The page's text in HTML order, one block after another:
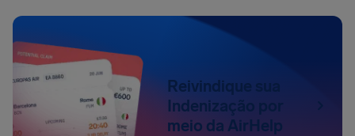
Reivindique sua
Indenização por
meio da AirHelp